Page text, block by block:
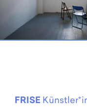
EN
FRISE